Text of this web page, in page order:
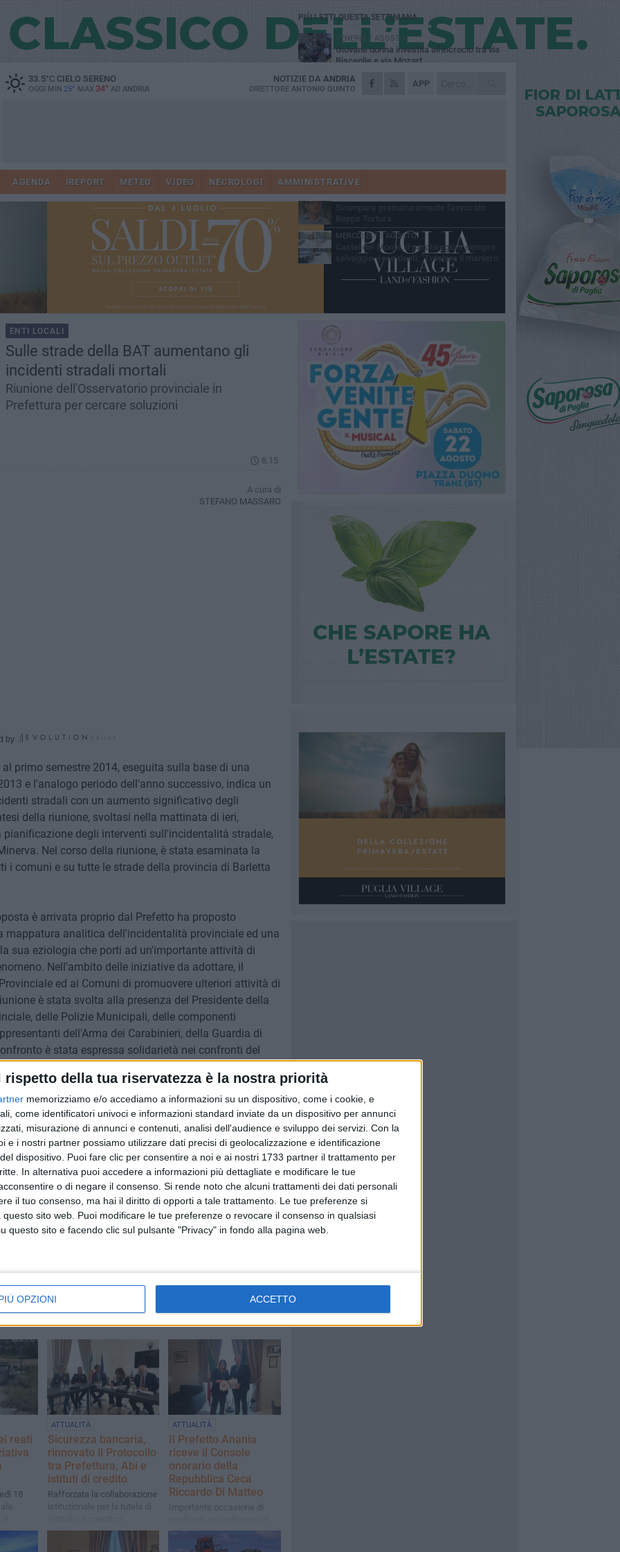
rispetto della tua riservatezza è la nostra priorità
memorizziamo e/o accediamo a informazioni su un dispositivo, come i cookie, e
come identificatori univoci e informazioni standard inviate da un dispositivo per annunci
misurazione di annunci e contenuti, analisi dell'audience e sviluppo dei servizi. Con la
e i nostri partner possiamo utilizzare dati precisi di geolocalizzazione e identificazione
dispositivo. Puoi fare clic per consentire a noi e ai nostri 1733 partner il trattamento per
In alternativa puoi accedere a informazioni più dettagliate e modificare le tue
o di negare il consenso. Si rende noto che alcuni trattamenti dei dati personali
il tuo consenso, ma hai il diritto di opporti a tale trattamento. Le tue preferenze si
sito web. Puoi modificare le tue preferenze o revocare il consenso in qualsiasi
questo sito e facendo clic sul pulsante "Privacy" in fondo alla pagina web.
OPZIONI ACCETTO
33.5°CCIELO SERENO
OGGI MIN 25° MAX 34° AD ANDRIA
APP
NOTIZIE DA ANDRIA
DIRETTORE ANTONIO QUINTO
AGENDA IREPORT METEO VIDEO NECROLOGI AMMINISTRATIVE
ENTI LOCALI
Sulle strade della BAT aumentano gli
incidenti stradali mortali
Riunione dell'Osservatorio provinciale in
Prefettura per cercare soluzioni
8.15
A cura di
STEFANO MASSARO
by
primo semestre 2014, eseguita sulla base di una
e l'analogo periodo dell'anno successivo, indica un
stradali con un aumento significativo degli
della riunione, svoltasi nella mattinata di ieri,
degli interventi sull'incidentalità stradale,
Nel corso della riunione, è stata esaminata la
i comuni e su tutte le strade della provincia di Barletta
è arrivata proprio dal Prefetto ha proposto
mappatura analitica dell'incidentalità provinciale ed una
sua eziologia che porti ad un'importante attività di
Nell'ambito delle iniziative da adottare, il
ed ai Comuni di promuovere ulteriori attività di
è stata svolta alla presenza del Presidente della
delle Polizie Municipali, delle componenti
dell'Arma dei Carabinieri, della Guardia di
è stata espressa solidarietà nei confronti del
Savino Filannino, vittima del noto episodio
8 AGOSTO 2026
Siccità e caro gasolio mettono in
ginocchio l'agricoltura pugliese
reati
18
ore
ATTUALITÀ
Sicurezza bancaria,
rinnovato il Protocollo
tra Prefettura, Abi e
istituti di credito
Rafforzata la collaborazione
istituzionale per la tutela di
ATTUALITÀ
Il Prefetto Anania
riceve il Console
onorario della
Repubblica Ceca
Riccardo Di Matteo
Importante occasione di
legame tra il territorio
provinciale e la Repubblica
PIÙ LETTI QUESTA SETTIMANA
VENERDÌ 7 AGOSTO
Giovane donna investita all'incrocio tra via
Bisceglie e via Mozart
MARTEDÌ 4 AGOSTO
Cattivo odore dall’abitazione, la macabra
Andria saluta mons. Agostino Superbo:
celebrati i funerali - FOTO
GIOVEDÌ 30 LUGLIO
MERCOLEDÌ 5 AGOSTO
Castel del Monte, il parcheggio é sempre
selvaggio. I residenti: "Tutelare il maniero
tra vivibilità e rispetto del paesaggio"